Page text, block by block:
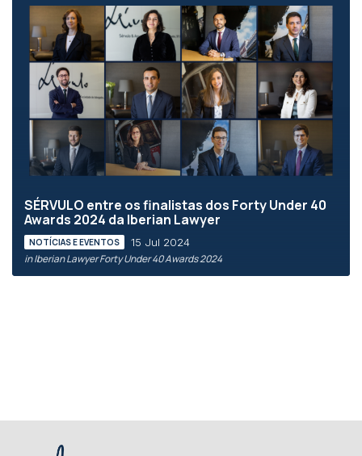
SÉRVULO entre os finalistas dos Forty Under 40
Awards 2024 da Iberian Lawyer
NOTÍCIAS E EVENTOS 15 Jul 2024
in Iberian Lawyer Forty Under 40 Awards 2024